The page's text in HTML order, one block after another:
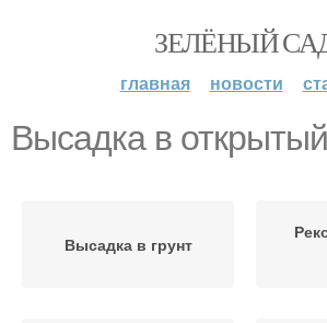
ЗЕЛЁНЫЙ
главная новости
Высадка в
Высадка в грунт